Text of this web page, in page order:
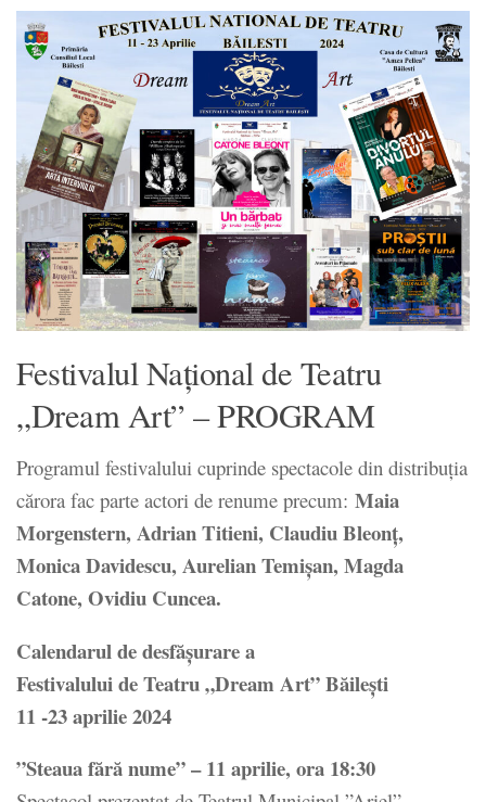
Festivalul Național de Teatru
„Dream Art” – PROGRAM
Programul festivalului cuprinde spectacole din distribuția
cărora fac parte actori de renume precum: Maia
Morgenstern, Adrian Titieni, Claudiu Bleonț,
Monica Davidescu, Aurelian Temișan, Magda
Catone, Ovidiu Cuncea.
Calendarul de desfășurare a
Festivalului de Teatru „Dream Art” Băilești
11 -23 aprilie 2024
”Steaua fără nume” – 11 aprilie, ora 18:30